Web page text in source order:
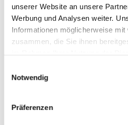
unserer Website an unsere
Werbung und Analysen weiter.
Informationen möglicherweise mit
zusammen, die Sie ihnen
Notwendig
Präferenzen
Sitzung des
24.10.18: Am 01. November 2018